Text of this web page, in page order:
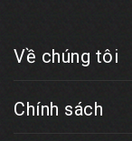
Về chúng tôi
Chính sách